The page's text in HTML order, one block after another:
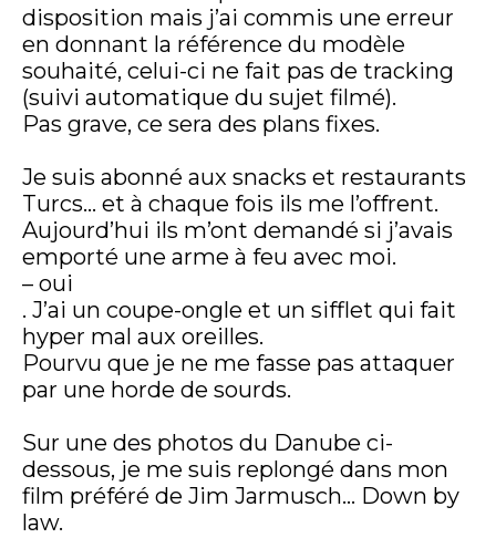
disposition mais j’ai commis une erreur
en donnant la référence du modèle
souhaité, celui-ci ne fait pas de tracking
(suivi automatique du sujet filmé).
Pas grave, ce sera des plans fixes.
Je suis abonné aux snacks et restaurants
Turcs… et à chaque fois ils me l’offrent.
Aujourd’hui ils m’ont demandé si j’avais
emporté une arme à feu avec moi.
– oui
. J’ai un coupe-ongle et un sifflet qui fait
hyper mal aux oreilles.
Pourvu que je ne me fasse pas attaquer
par une horde de sourds.
Sur une des photos du Danube ci-
dessous, je me suis replongé dans mon
film préféré de Jim Jarmusch… Down by
law.